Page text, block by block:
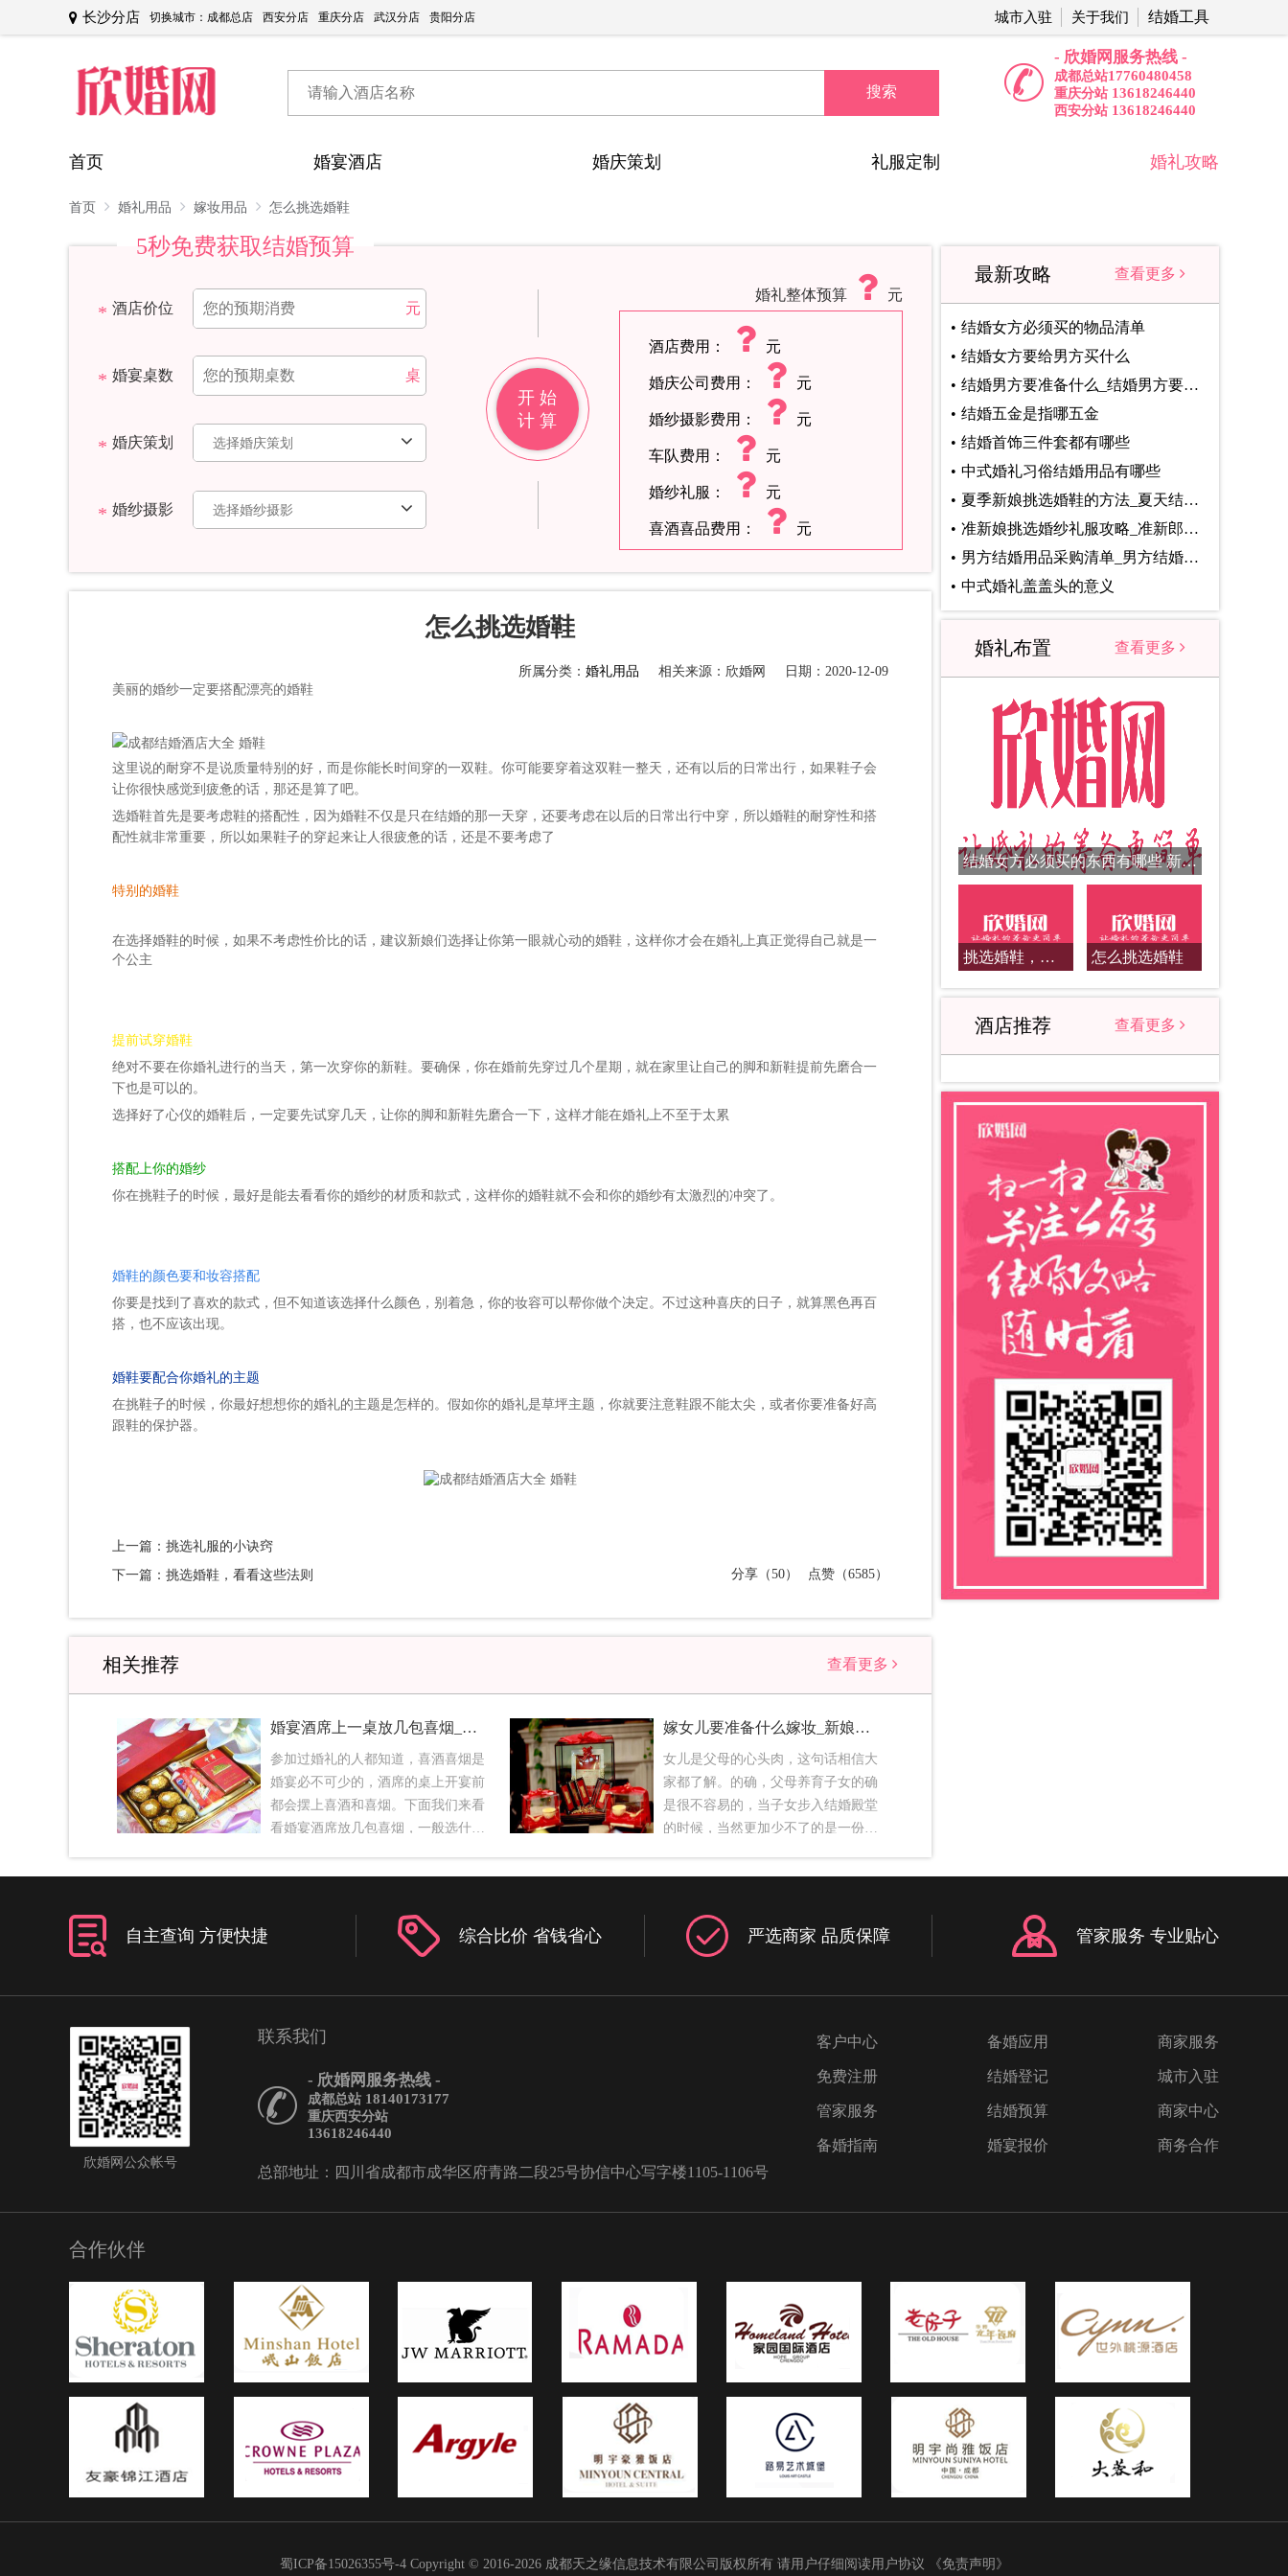
长沙分店 切换城市： 成都总店 西安分店 重庆分店 武汉分店 贵阳分店 城市入驻 关于我们 结婚工具
搜索
- 欣婚网服务热线 -
成都总站17760480458
重庆分站 13618246440
西安分站 13618246440
首页 婚宴酒店 婚庆策划 礼服定制 婚礼攻略
首页 婚礼用品 嫁妆用品 怎么挑选婚鞋
5秒免费获取结婚预算
酒店价位 元
婚宴桌数 桌
婚庆策划
婚纱摄影
开 始
计 算
婚礼整体预算 元
酒店费用： 元
婚庆公司费用： 元
婚纱摄影费用： 元
车队费用： 元
婚纱礼服： 元
喜酒喜品费用： 元
怎么挑选婚鞋
所属分类： 婚礼用品 相关来源：欣婚网
日期：2020-12-09
美丽的婚纱一定要搭配漂亮的婚鞋
这里说的耐穿不是说质量特别的好，而是你能长时间穿的一双鞋。你可能要穿着这双鞋一整天，还有以后的日常出行，如果鞋子会
让你很快感觉到疲惫的话，那还是算了吧。
选婚鞋首先是要考虑鞋的搭配性，因为婚鞋不仅是只在结婚的那一天穿，还要考虑在以后的日常出行中穿，所以婚鞋的耐穿性和搭
配性就非常重要，所以如果鞋子的穿起来让人很疲惫的话，还是不要考虑了
特别的婚鞋
在选择婚鞋的时候，如果不考虑性价比的话，建议新娘们选择让你第一眼就心动的婚鞋，这样你才会在婚礼上真正觉得自己就是一
个公主
提前试穿婚鞋
绝对不要在你婚礼进行的当天，第一次穿你的新鞋。要确保，你在婚前先穿过几个星期，就在家里让自己的脚和新鞋提前先磨合一
下也是可以的。
选择好了心仪的婚鞋后，一定要先试穿几天，让你的脚和新鞋先磨合一下，这样才能在婚礼上不至于太累
搭配上你的婚纱
你在挑鞋子的时候，最好是能去看看你的婚纱的材质和款式，这样你的婚鞋就不会和你的婚纱有太激烈的冲突了。
婚鞋的颜色要和妆容搭配
你要是找到了喜欢的款式，但不知道该选择什么颜色，别着急，你的妆容可以帮你做个决定。不过这种喜庆的日子，就算黑色再百
搭，也不应该出现。
婚鞋要配合你婚礼的主题
在挑鞋子的时候，你最好想想你的婚礼的主题是怎样的。假如你的婚礼是草坪主题，你就要注意鞋跟不能太尖，或者你要准备好高
跟鞋的保护器。
上一篇：挑选礼服的小诀窍
下一篇：挑选婚鞋，看看这些法则
分享（50） 点赞（6585）
相关推荐 查看更多
婚宴酒席上一桌放几包喜烟_选什么喜烟
参加过婚礼的人都知道，喜酒喜烟是
婚宴必不可少的，酒席的桌上开宴前
都会摆上喜酒和喜烟。下面我们来看
看婚宴酒席放几包喜烟，一般选什么
桌一开始没坐人时都是两包烟，两瓶
是不留烟的，另外上两瓶饮料的，男
客那的烟，酒席开一半的时候再添
摆阔，那就干脆人手一包，免得数量
上要给哪些人散发喜烟1、如果是车
是借的话，帮忙的司机师傅是不能喝
酒的，所以人走的时候最好给塞上一
员：一般是一人一包，这里面主要就
零散发的，比如新人在迎宾的时候，
新郎一般是要给男来宾发喜烟的，还
有就是给邻居、小区物业什么的。 一
般选什么喜烟其实要看当地人的喜好
而定，还有就是的名称一定得好意
谐音的，像双喜，沾个喜字而已，没
有硬性规定,看财力定!以上就是一些
关于婚宴喜烟的介绍，希望对大家有
用。
嫁女儿要准备什么嫁妆_新娘嫁妆都需要准备什么
女儿是父母的心头肉，这句话相信大
家都了解。的确，父母养育子女的确
是很不容易的，当子女步入结婚殿堂
的时候，当然更加少不了的是一份丰
始的陪嫁嫁妆是什么意思呢？其实就
能够过好一些，准备这些东西可以应
不时之需。嫁妆同样象征了女家身份
一些，下面小编就来满足大家的愿
括枕头、被褥都需要由女方的嫁妆中
出，枕头要是龙凤枕，有着对于新人
欢被，寓意新人能够婚后幸福、和和
美美、子孙满堂。2、存折现在年轻
花在更有用的地方。一般来说，存折
的金额有大有小，家庭好一点的话再
10万元左右。3、家电大件家具、家
电用品也是嫁妆中非常重要的一个组
的传统三大件是指洗衣机、冰箱、电
视机，其他方面根据新娘家庭情况，
还有加送空调、电脑等，如果新郎方
面已经将新房买好，还有的是女方家
嫁的女儿，父母总是希望能够给她打
最新攻略 查看更多
结婚女方必须买的物品清单
结婚女方要给男方买什么
结婚男方要准备什么_结婚男方要准备事项
结婚五金是指哪五金
结婚首饰三件套都有哪些
中式婚礼习俗结婚用品有哪些
夏季新娘挑选婚鞋的方法_夏天结婚选择什么婚鞋
准新娘挑选婚纱礼服攻略_准新郎挑选婚纱礼服指南
男方结婚用品采购清单_男方结婚用品清单盘点
中式婚礼盖盖头的意义
婚礼布置 查看更多
结婚女方必须买的东西有哪些 新娘结婚前需要准备什么红包和礼物
挑选婚鞋，看看这些法则 怎么挑选婚鞋
酒店推荐 查看更多
自主查询 方便快捷 综合比价 省钱省心 严选商家 品质保障 管家服务 专业贴心
欣婚网公众帐号
联系我们
- 欣婚网服务热线 -
成都总站 18140173177
重庆西安分站
13618246440
总部地址：四川省成都市成华区府青路二段25号协信中心写字楼1105-1106号
客户中心
免费注册
管家服务
备婚指南
备婚应用
结婚登记
结婚预算
婚宴报价
商家服务
城市入驻
商家中心
商务合作
合作伙伴
蜀ICP备15026355号-4Copyright © 2016-2026 成都天之缘信息技术有限公司版权所有 请用户仔细阅读用户协议 《免责声明》